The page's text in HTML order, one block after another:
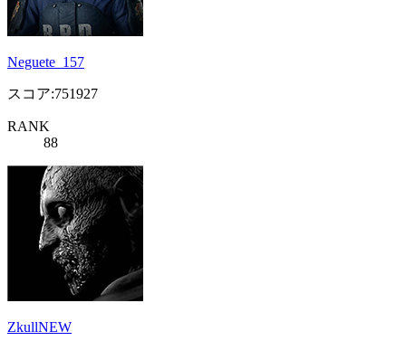
Neguete_157
スコア:751927
RANK
88
ZkullNEW